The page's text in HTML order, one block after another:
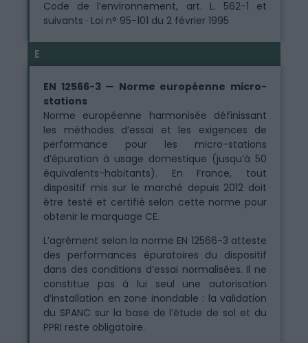
Code de l’environnement, art. L. 562-1 et
suivants · Loi n° 95-101 du 2 février 1995
E
EN 12566-3 — Norme européenne micro-
stations
Norme européenne harmonisée définissant
les méthodes d’essai et les exigences de
performance pour les micro-stations
d’épuration à usage domestique (jusqu’à 50
équivalents-habitants). En France, tout
dispositif mis sur le marché depuis 2012 doit
être testé et certifié selon cette norme pour
obtenir le marquage CE.
L’agrément selon la norme EN 12566-3 atteste
des performances épuratoires du dispositif
dans des conditions d’essai normalisées. Il ne
constitue pas à lui seul une autorisation
d’installation en zone inondable : la validation
du SPANC sur la base de l’étude de sol et du
PPRI reste obligatoire.